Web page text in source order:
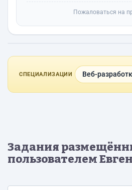
Пожаловаться на
СПЕЦИАЛИЗАЦИИ Веб-
Задания
пользователем